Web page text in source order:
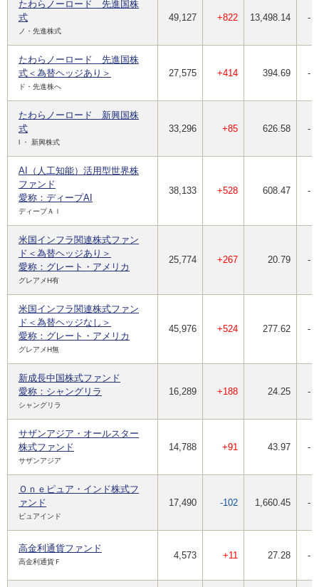
たわらノーロード 先進国株
式
ノ・先進株式
49,127 +822 13,498.14 -
たわらノーロード 先進国株
式＜為替ヘッジあり＞
ド・先進株へ
27,575 +414 394.69 -
たわらノーロード 新興国株
式
l ・ 新興株式
33,296 +85 626.58 -
AI（人工知能）活用型世界株
ファンド
愛称：ディープAI
ディープＡＩ
38,133 +528 608.47 -
米国インフラ関連株式ファン
ド＜為替ヘッジあり＞
愛称：グレート・アメリカ
グレアメH有
25,774 +267 20.79 -
米国インフラ関連株式ファン
ド＜為替ヘッジなし＞
愛称：グレート・アメリカ
グレアメH無
45,976 +524 277.62 -
新成長中国株式ファンド
愛称：シャングリラ
シャングリラ
16,289 +188 24.25 -
サザンアジア・オールスター
株式ファンド
サザンアジア
14,788 +91 43.97 -
Ｏｎｅピュア・インド株式フ
ァンド
ピュアインド
17,490 -102 1,660.45 -
高金利通貨ファンド
高金利通貨Ｆ
4,573 +11 27.28 -